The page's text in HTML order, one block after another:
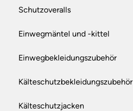
Schutzoveralls
Einwegmäntel und -kittel
Einwegbekleidungszubehör
Kälteschutzbekleidungszubehör
Kälteschutzjacken